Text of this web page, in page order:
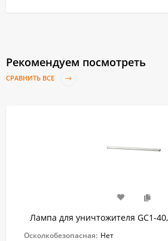
Рекомендуем посмотреть
СРАВНИТЬ ВСЕ
Лампа для уничтожителя GC1-
Осколкобезопасная: Нет